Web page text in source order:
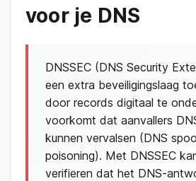
voor je DNS
DNSSEC (DNS Security
een extra beveiligingslaag
door records digitaal te
voorkomt dat aanvallers
kunnen vervalsen (DNS
poisoning). Met DNSSEC
verifieren dat het DNS-